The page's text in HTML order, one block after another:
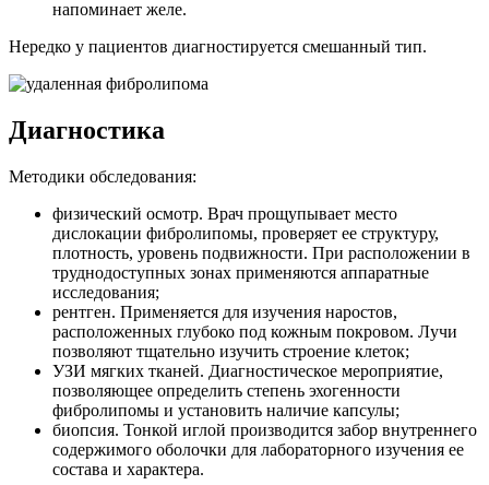
напоминает желе.
Нередко у пациентов диагностируется смешанный тип.
Диагностика
Методики обследования:
физический осмотр. Врач прощупывает место
дислокации фибролипомы, проверяет ее структуру,
плотность, уровень подвижности. При расположении в
труднодоступных зонах применяются аппаратные
исследования;
рентген. Применяется для изучения наростов,
расположенных глубоко под кожным покровом. Лучи
позволяют тщательно изучить строение клеток;
УЗИ мягких тканей. Диагностическое мероприятие,
позволяющее определить степень эхогенности
фибролипомы и установить наличие капсулы;
биопсия. Тонкой иглой производится забор внутреннего
содержимого оболочки для лабораторного изучения ее
состава и характера.